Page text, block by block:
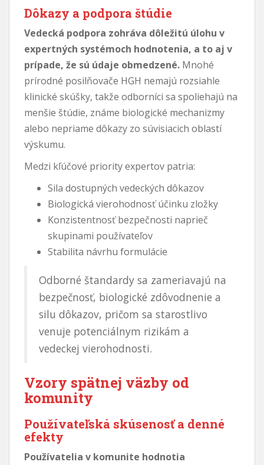
Dôkazy a podpora štúdie
Vedecká podpora zohráva dôležitú úlohu v
expertných systémoch hodnotenia, a to aj v
prípade, že sú údaje obmedzené. Mnohé
prírodné posilňovače HGH nemajú rozsiahle
klinické skúšky, takže odborníci sa spoliehajú na
menšie štúdie, známe biologické mechanizmy
alebo nepriame dôkazy zo súvisiacich oblastí
výskumu.
Medzi kľúčové priority expertov patria:
Sila dostupných vedeckých dôkazov
Biologická vierohodnosť účinku zložky
Konzistentnosť bezpečnosti naprieč
skupinami používateľov
Stabilita návrhu formulácie
Odborné štandardy sa zameriavajú na
bezpečnosť, biologické zdôvodnenie a
silu dôkazov, pričom sa starostlivo
venuje potenciálnym rizikám a
vedeckej vierohodnosti.
Vzory spätnej väzby od
komunity
Používateľská skúsenosť a denné
efekty
Používatelia v komunite hodnotia